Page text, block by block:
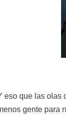
eso que las olas
gente para